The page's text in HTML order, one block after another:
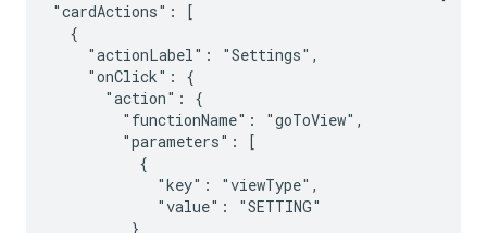
"cardActions": [
  {
    "actionLabel": "Settings",
    "onClick": {
      "action": {
        "functionName": "goToView",
        "parameters": [
          {
            "key": "viewType",
            "value": "SETTING"
         }